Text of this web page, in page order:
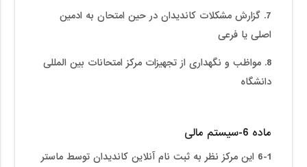
7. گزارش مشکلات کاندیدان در حین امتحان به ادمین
اصلی یا فرعی
8. مواظب و نگهداری از تجهیزات مرکز امتحانات بین المللی
دانشگاه
ماده 6-سیستم مالی
6-1 این مرکز نظر به ثبت نام آنلاین کاندیدان توسط ماستر